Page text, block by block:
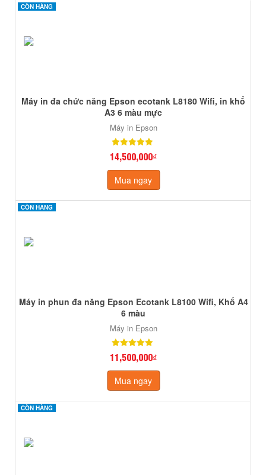
CÒN HÀNG
CÒN HÀNG
Máy in đa chức năng Epson ecotank L8180 Wifi, in khổ
A3 6 màu mực
Máy in Epson
14,500,000₫
Mua ngay
CÒN HÀNG
CÒN HÀNG
Máy in phun đa năng Epson Ecotank L8100 Wifi, Khổ A4
6 màu
Máy in Epson
11,500,000₫
Mua ngay
CÒN HÀNG
CÒN HÀNG